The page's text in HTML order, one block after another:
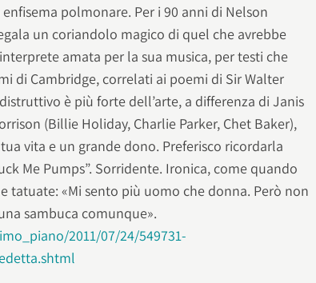
polmonare. Per i 90 anni di Nelson
un coriandolo magico di quel che avrebbe
amata per la sua musica, per testi che
di Cambridge, correlati ai poemi di Sir Walter
è più forte dell’arte, a differenza di Janis
(Billie Holiday, Charlie Parker, Chet Baker),
vita e un grande dono. Preferisco ricordarla
Me Pumps”. Sorridente. Ironica, come quando
tatuate: «Mi sento più uomo che donna. Però non
sambuca comunque».
2011/07/24/549731-